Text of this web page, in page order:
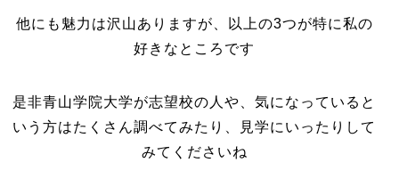
他にも魅力は沢山ありますが、以上の3つが特に私の
好きなところです
是非青山学院大学が志望校の人や、気になっていると
いう方はたくさん調べてみたり、見学にいったりして
みてくださいね